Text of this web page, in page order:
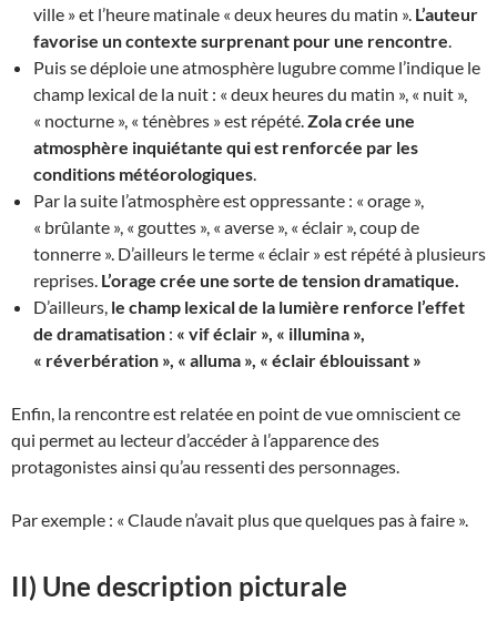
ville » et l’heure matinale « deux heures du matin ». L’auteur
favorise un contexte surprenant pour une rencontre.
Puis se déploie une atmosphère lugubre comme l’indique le
champ lexical de la nuit : « deux heures du matin », « nuit »,
« nocturne », « ténèbres » est répété.Zola crée une
atmosphère inquiétante qui est renforcée par les
conditions météorologiques.
Par la suite l’atmosphère est oppressante : « orage »,
« brûlante », « gouttes », « averse », « éclair », coup de
tonnerre ». D’ailleurs le terme « éclair » est répété à plusieurs
reprises. L’orage crée une sorte de tension dramatique.
D’ailleurs, le champ lexical de la lumière renforce l’effet
de dramatisation : « vif éclair », « illumina »,
« réverbération », « alluma », « éclair éblouissant »
Enfin, la rencontre est relatée en point de vue omniscient ce
qui permet au lecteur d’accéder à l’apparence des
protagonistes ainsi qu’au ressenti des personnages.
Par exemple : « Claude n’avait plus que quelques pas à faire ».
II) Une description picturale